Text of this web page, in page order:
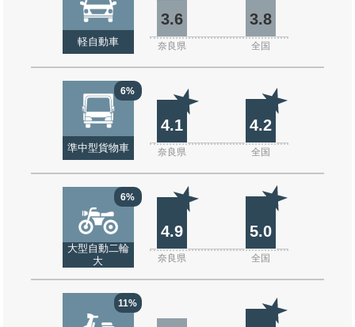
軽自動車
3.6 3.8
奈良県 全国
6%
準中型貨物車
4.1 4.2
奈良県 全国
6%
大型自動二輪
大
4.9 5.0
奈良県 全国
11%